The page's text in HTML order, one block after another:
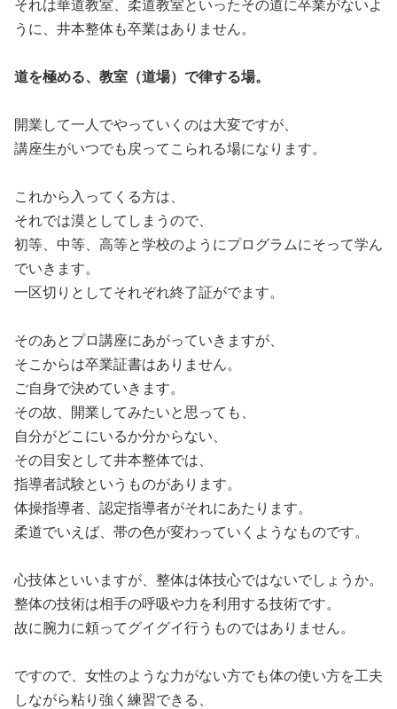
それは華道教室、柔道教室といったその道に卒業がないよ
うに、井本整体も卒業はありません。
道を極める、教室（道場）で律する場。
開業して一人でやっていくのは大変ですが、
講座生がいつでも戻ってこられる場になります。
これから入ってくる方は、
それでは漠としてしまうので、
初等、中等、高等と学校のようにプログラムにそって学ん
でいきます。
一区切りとしてそれぞれ終了証がでます。
そのあとプロ講座にあがっていきますが、
そこからは卒業証書はありません。
ご自身で決めていきます。
その故、開業してみたいと思っても、
自分がどこにいるか分からない、
その目安として井本整体では、
指導者試験というものがあります。
体操指導者、認定指導者がそれにあたります。
柔道でいえば、帯の色が変わっていくようなものです。
心技体といいますが、整体は体技心ではないでしょうか。
整体の技術は相手の呼吸や力を利用する技術です。
故に腕力に頼ってグイグイ行うものではありません。
ですので、女性のような力がない方でも体の使い方を工夫
しながら粘り強く練習できる、